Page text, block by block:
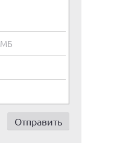
МБ